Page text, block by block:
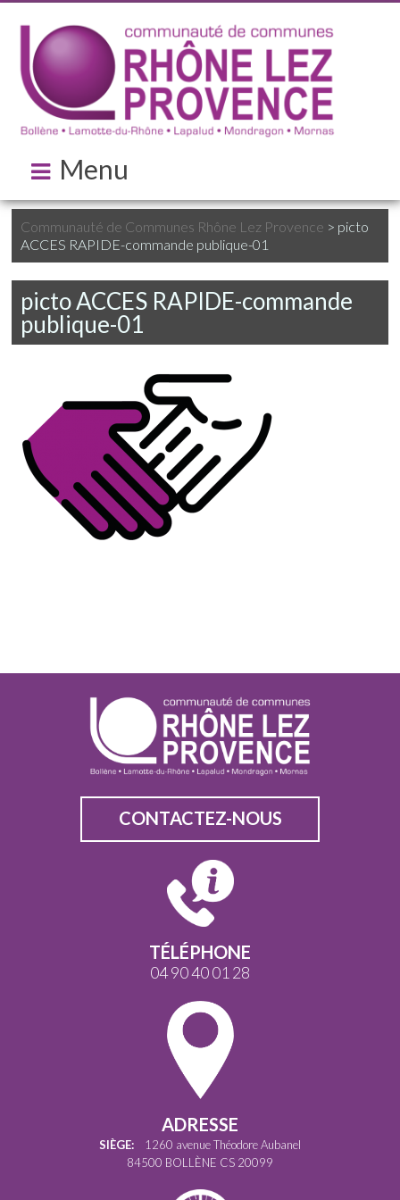
Menu
Communauté de Communes Rhône Lez Provence > picto
ACCES RAPIDE-commande publique-01
picto ACCES RAPIDE-commande
publique-01
CONTACTEZ-NOUS
TÉLÉPHONE
04 90 40 01 28
ADRESSE
SIÈGE: 1260 avenue Théodore Aubanel
84500 BOLLÈNE CS 20099